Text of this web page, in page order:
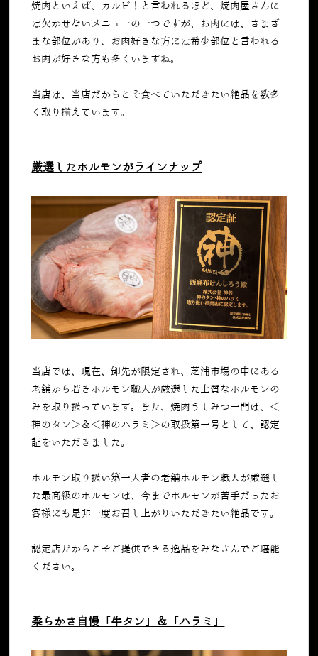
焼肉といえば、カルビ！と言われるほど、焼肉屋さんに
は欠かせないメニューの一つですが、お肉には、さまざ
まな部位があり、お肉好きな方には希少部位と言われる
お肉が好きな方も多くいますね。
当店は、当店だからこそ食べていただきたい絶品を数多
く取り揃えています。
厳選したホルモンがラインナップ
当店では、現在、卸先が限定され、芝浦市場の中にある
老舗から若きホルモン職人が厳選した上質なホルモンの
みを取り扱っています。また、焼肉うしみつ一門は、＜
神のタン＞＆＜神のハラミ＞の取扱第一号として、認定
証をいただきました。
ホルモン取り扱い第一人者の老舗ホルモン職人が厳選し
た最高級のホルモンは、今までホルモンが苦手だったお
客様にも是非一度お召し上がりいただきたい絶品です。
認定店だからこそご提供できる逸品をみなさんでご堪能
ください。
柔らかさ自慢「牛タン」＆「ハラミ」